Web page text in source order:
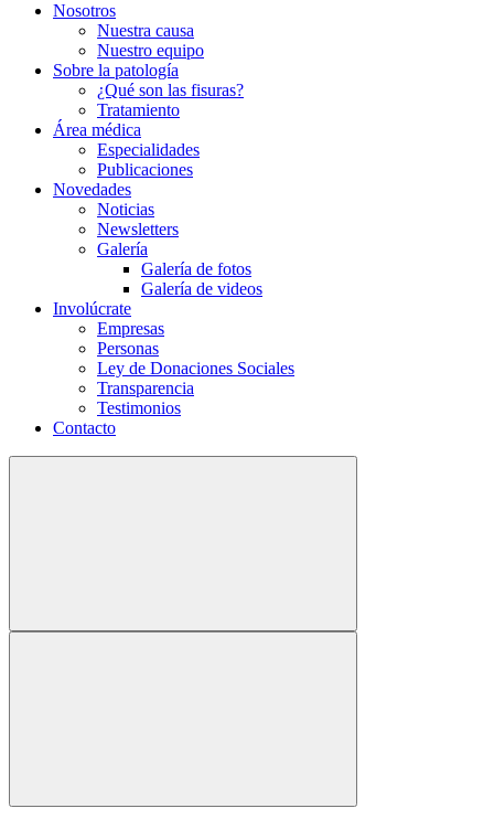
Nosotros
Nuestra causa
Nuestro equipo
Sobre la patología
¿Qué son las fisuras?
Tratamiento
Área médica
Especialidades
Publicaciones
Novedades
Noticias
Newsletters
Galería
Galería de fotos
Galería de videos
Involúcrate
Empresas
Personas
Ley de Donaciones Sociales
Transparencia
Testimonios
Contacto